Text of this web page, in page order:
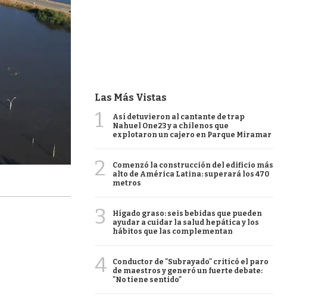
Las Más Vistas
1
Así detuvieron al cantante de trap
Nahuel One23 y a chilenos que
explotaron un cajero en Parque Miramar
2
Comenzó la construcción del edificio más
alto de América Latina: superará los 470
metros
3
Hígado graso: seis bebidas que pueden
ayudar a cuidar la salud hepática y los
hábitos que las complementan
4
Conductor de "Subrayado" criticó el paro
de maestros y generó un fuerte debate:
"No tiene sentido"